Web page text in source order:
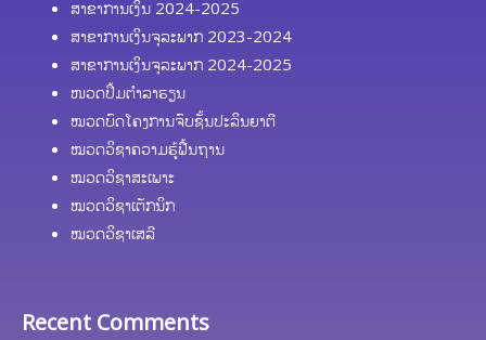
ສາຂາການເງິນ 2024-2025
ສາຂາການເງິນຈຸລະພາກ 2023-2024
ສາຂາການເງິນຈຸລະພາກ 2024-2025
ໜວດປຶ້ມຕຳລາຮຽນ
ໝວດບົດໂຄງການຈົບຊັ້ນປະລິນຍາຕີ
ໝວດວິຊາຄວາມຮູ້ຟື້ນຖານ
ໝວດວິຊາສະເພາະ
ໝວດວິຊາເຕັກນິກ
ໝວດວິຊາເສລີ
Recent Comments